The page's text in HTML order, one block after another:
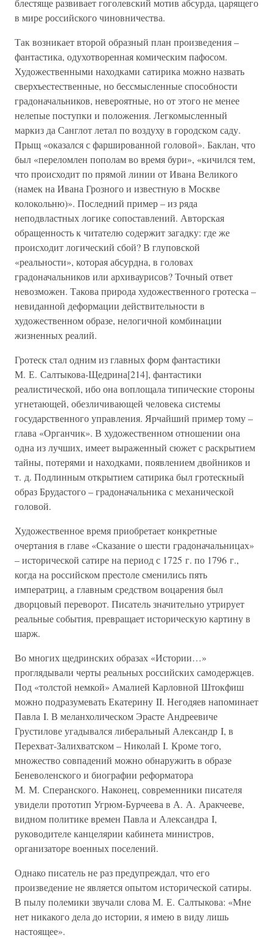
блестяще развивает гоголевский мотив абсурда, царящего
в мире российского чиновничества.
Так возникает второй образный план произведения –
фантастика, одухотворенная комическим пафосом.
Художественными находками сатирика можно назвать
сверхъестественные, но бессмысленные способности
градоначальников, невероятные, но от этого не менее
нелепые поступки и положения. Легкомысленный
маркиз да Санглот летал по воздуху в городском саду.
Прыщ «оказался с фаршированной головой». Баклан, что
был «переломлен пополам во время бури», «кичился тем,
что происходит по прямой линии от Ивана Великого
(намек на Ивана Грозного и известную в Москве
колокольню)». Последний пример – из ряда
неподвластных логике сопоставлений. Авторская
обращенность к читателю содержит загадку: где же
происходит логический сбой? В глуповской
«реальности», которая абсурдна, в головах
градоначальников или архиваурисов? Точный ответ
невозможен. Такова природа художественного гротеска –
невиданной деформации действительности в
художественном образе, нелогичной комбинации
жизненных реалий.
Гротеск стал одним из главных форм фантастики
М. Е. Салтыкова-Щедрина[214], фантастики
реалистической, ибо она воплощала типические стороны
угнетающей, обезличивающей человека системы
государственного управления. Ярчайший пример тому –
глава «Органчик». В художественном отношении она
одна из лучших, имеет выраженный сюжет с раскрытием
тайны, потерями и находками, появлением двойников и
т. д. Подлинным открытием сатирика был гротескный
образ Брудастого – градоначальника с механической
головой.
Художественное время приобретает конкретные
очертания в главе «Сказание о шести градоначальницах»
– исторической сатире на период с 1725 г. по 1796 г.,
когда на российском престоле сменились пять
императриц, а главным средством воцарения был
дворцовый переворот. Писатель значительно утрирует
реальные события, превращает историческую картину в
шарж.
Во многих щедринских образах «Истории…»
проглядывали черты реальных российских самодержцев.
Под «толстой немкой» Амалией Карловной Штокфиш
можно подразумевать Екатерину II. Негодяев напоминает
Павла I. В меланхолическом Эрасте Андреевиче
Грустилове угадывался либеральный Александр I, в
Перехват-Залихватском – Николай I. Кроме того,
множество совпадений можно обнаружить в образе
Беневоленского и биографии реформатора
М. М. Сперанского. Наконец, современники писателя
увидели прототип Угрюм-Бурчеева в А. А. Аракчееве,
видном политике времен Павла и Александра I,
руководителе канцелярии кабинета министров,
организаторе военных поселений.
Однако писатель не раз предупреждал, что его
произведение не является опытом исторической сатиры.
В пылу полемики звучали слова М. Е. Салтыкова: «Мне
нет никакого дела до истории, я имею в виду лишь
настоящее».